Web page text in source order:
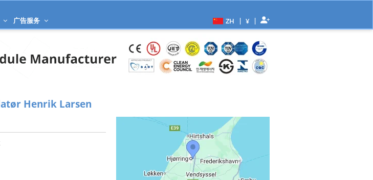
广告服务 ZH | ¥ |
Henrik Larsen